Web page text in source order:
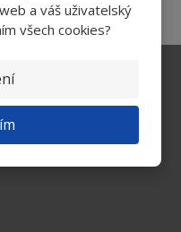
a váš uživatelský
všech cookies?
osobních údajů.